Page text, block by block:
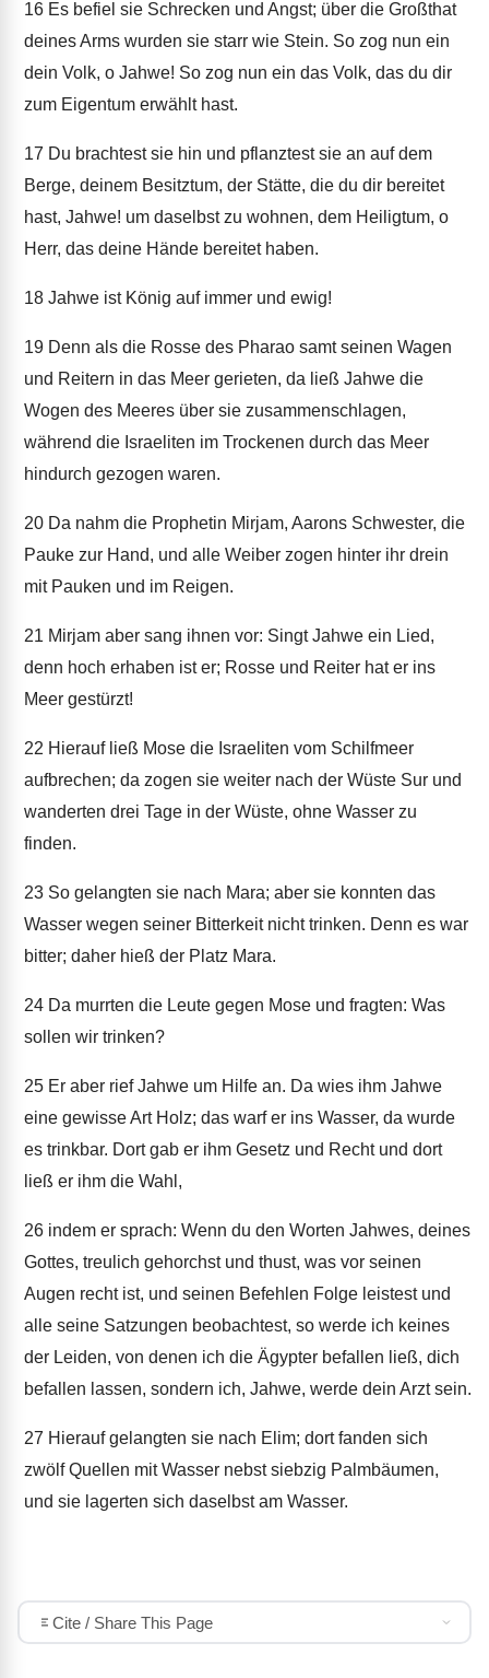
16 Es befiel sie Schrecken und Angst; über die Großthat
deines Arms wurden sie starr wie Stein. So zog nun ein
dein Volk, o Jahwe! So zog nun ein das Volk, das du dir
zum Eigentum erwählt hast.
17 Du brachtest sie hin und pflanztest sie an auf dem
Berge, deinem Besitztum, der Stätte, die du dir bereitet
hast, Jahwe! um daselbst zu wohnen, dem Heiligtum, o
Herr, das deine Hände bereitet haben.
18 Jahwe ist König auf immer und ewig!
19 Denn als die Rosse des Pharao samt seinen Wagen
und Reitern in das Meer gerieten, da ließ Jahwe die
Wogen des Meeres über sie zusammenschlagen,
während die Israeliten im Trockenen durch das Meer
hindurch gezogen waren.
20 Da nahm die Prophetin Mirjam, Aarons Schwester, die
Pauke zur Hand, und alle Weiber zogen hinter ihr drein
mit Pauken und im Reigen.
21 Mirjam aber sang ihnen vor: Singt Jahwe ein Lied,
denn hoch erhaben ist er; Rosse und Reiter hat er ins
Meer gestürzt!
22 Hierauf ließ Mose die Israeliten vom Schilfmeer
aufbrechen; da zogen sie weiter nach der Wüste Sur und
wanderten drei Tage in der Wüste, ohne Wasser zu
finden.
23 So gelangten sie nach Mara; aber sie konnten das
Wasser wegen seiner Bitterkeit nicht trinken. Denn es war
bitter; daher hieß der Platz Mara.
24 Da murrten die Leute gegen Mose und fragten: Was
sollen wir trinken?
25 Er aber rief Jahwe um Hilfe an. Da wies ihm Jahwe
eine gewisse Art Holz; das warf er ins Wasser, da wurde
es trinkbar. Dort gab er ihm Gesetz und Recht und dort
ließ er ihm die Wahl,
26 indem er sprach: Wenn du den Worten Jahwes, deines
Gottes, treulich gehorchst und thust, was vor seinen
Augen recht ist, und seinen Befehlen Folge leistest und
alle seine Satzungen beobachtest, so werde ich keines
der Leiden, von denen ich die Ägypter befallen ließ, dich
befallen lassen, sondern ich, Jahwe, werde dein Arzt sein.
27 Hierauf gelangten sie nach Elim; dort fanden sich
zwölf Quellen mit Wasser nebst siebzig Palmbäumen,
und sie lagerten sich daselbst am Wasser.
Cite / Share This Page